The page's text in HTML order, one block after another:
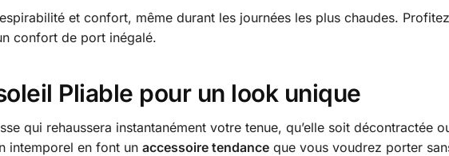
et confort, même durant les journées les plus chaudes.
confort de port inégalé.
Pliable pour un look unique
qui rehaussera instantanément votre tenue, qu’elle soit décontractée
intemporel en font un accessoire tendanceque vous voudrez porter